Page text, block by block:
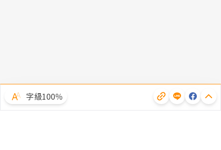
字級100％